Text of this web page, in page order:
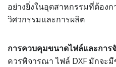
อย่างยิ่งในอุตสาหกรรมที่ต้อง
วิศวกรรมและการผลิต
การควบคุมขนาดไฟล์และการ
ควรพิจารณา ไฟล์ DXF มักจะ